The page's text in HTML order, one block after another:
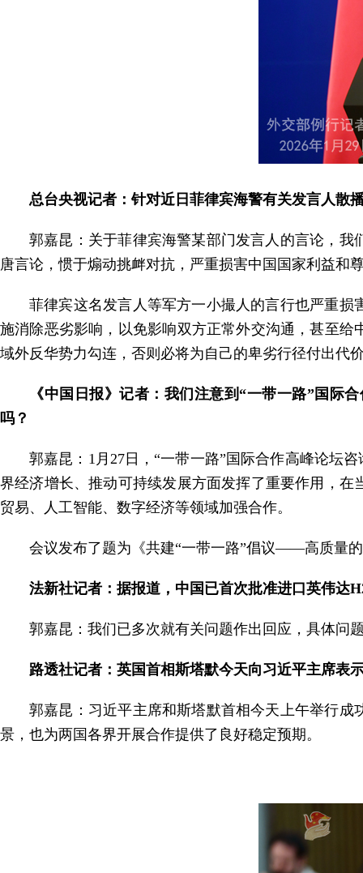
总台央视记者：针对近日菲律宾海警有关发言人散
郭嘉昆：关于菲律宾海警某部门发言人的言论，
唐言论，惯于煽动挑衅对抗，严重损害中国国家利益和
菲律宾这名发言人等军方一小撮人的言行也严重
施消除恶劣影响，以免影响双方正常外交沟通，甚至
域外反华势力勾连，否则必将为自己的卑劣行径付出代
《中国日报》记者：我们注意到“一带一路”国际
吗？
郭嘉昆：1月27日，“一带一路”国际合作高峰论坛
界经济增长、推动可持续发展方面发挥了重要作用，
贸易、人工智能、数字经济等领域加强合作。
会议发布了题为《共建“一带一路”倡议——高质量
法新社记者：据报道，中国已首次批准进口英伟达
郭嘉昆：我们已多次就有关问题作出回应，具体问
路透社记者：英国首相斯塔默今天向习近平主席表
郭嘉昆：习近平主席和斯塔默首相今天上午举行
景，也为两国各界开展合作提供了良好稳定预期。